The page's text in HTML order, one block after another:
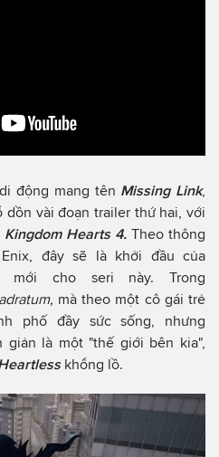
động mang tên Missing Link,
vài đoạn trailer thứ hai, với
Kingdom Hearts 4. Theo thông
đây sẽ là khởi đầu của
mới cho seri này. Trong
mà theo một cô gái trẻ
phố đầy sức sống, nhưng
giản là một "thế giới bên kia",
khổng lồ.